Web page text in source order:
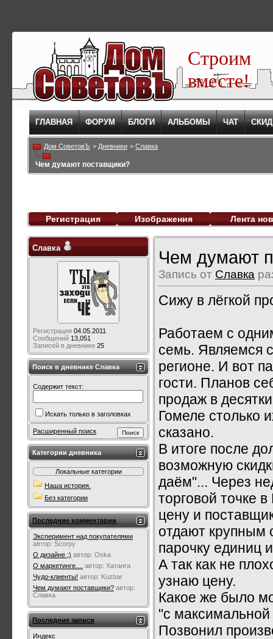
Строим
вместе!
ГЛАВНАЯ ФОРУМ БЛОГИ АЛЬБОМЫ ЧАТ
Дом СоветовЪ > Дневники > Славка
Чем думают поставщики?
Регистрация Изображения Лента
Чем думают
Запись от Славка
Сижу в лёгкой
Работаем с
семь. Являемся
регионе. И вот
гости. Планов
продаж в
Гомеле столько
сказано.
В итоге после
возможную
даём"... Через
торговой точке
цену и
отдают крупным
парочку единиц
А так как не
узнаю цену.
Какое же было
"с максимальной
Позвонил
Славка
Регистрация 04.05.2011
Сообщений 13,051
Записей в дневнике 25
Поиск в дневнике Славка
Содержит текст:
Искать только в заголовках
Расширенный поиск
Категории дневника
Локальные категории
Наша история.
Без категории
Последние комментарии
Эксперимент над покупателями
автор: Scorpy
О дизайне ;) автор: Oska
О маркетинге....
автор: Хатанга
Чудо-клиенты! автор: Kuzbar
Чем думают поставщики? автор:
Славка
Последние записи
Индекс